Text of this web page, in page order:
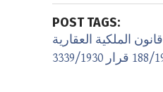
POST TAGS:
قانون الملكية العقارية
قرار 3339/1930